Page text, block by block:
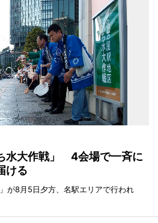
水大作戦」 4会場で一斉に
ける
が8月5日夕方、名駅エリアで行われ